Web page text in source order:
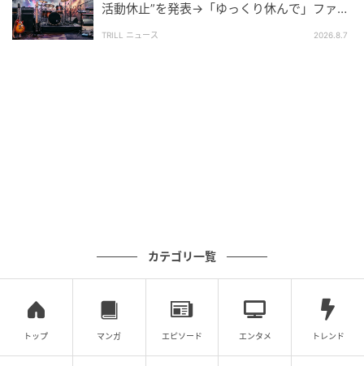
活動休止”を発表→「ゆっくり休んで」ファン
TRILL ニュース 2026.8.7
カテゴリ一覧
トップ マンガ エピソード エンタメ トレンド